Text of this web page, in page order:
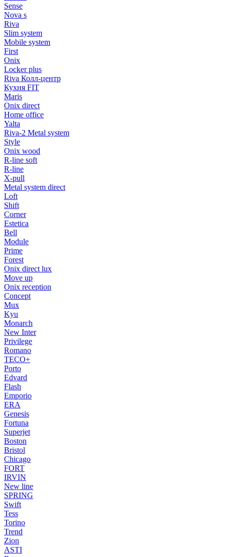
Sense
Nova s
Riva
Slim system
Mobile system
First
Onix
Locker plus
Riva Колл-центр
Кухня FIT
Maris
Onix direct
Home office
Yalta
Riva-2 Metal system
Style
Onix wood
R-line soft
R-line
X-pull
Metal system direct
Loft
Shift
Corner
Estetica
Bell
Module
Prime
Forest
Onix direct lux
Move up
Onix reception
Concept
Mux
Kyu
Monarch
New Inter
Privilege
Romano
TECO+
Porto
Edvard
Flash
Emporio
ERA
Genesis
Fortuna
Superjet
Boston
Bristol
Chicago
FORT
IRVIN
New line
SPRING
Swift
Tess
Torino
Trend
Zion
ASTI